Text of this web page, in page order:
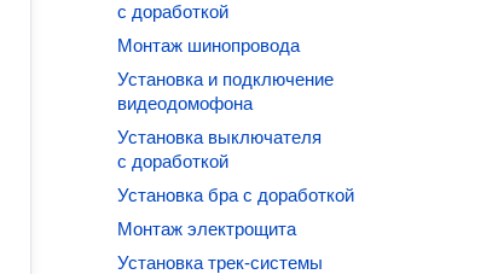
с доработкой
Монтаж шинопровода
Установка и подключение
видеодомофона
Установка выключателя
с доработкой
Установка бра с доработкой
Монтаж электрощита
Установка трек-системы